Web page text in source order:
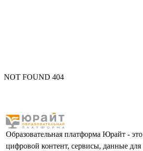
NOT FOUND 404
Образовательная платформа Юрайт - это
цифровой контент, сервисы, данные для